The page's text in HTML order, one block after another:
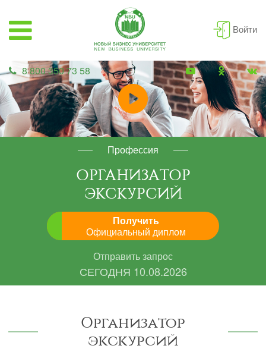
Войти
8 800 350 73 58
Профессия
ОРГАНИЗАТОР
ЭКСКУРСИЙ
Получить
Официальный диплом
Отправить запрос
СЕГОДНЯ 10.08.2026
Организатор
экскурсий